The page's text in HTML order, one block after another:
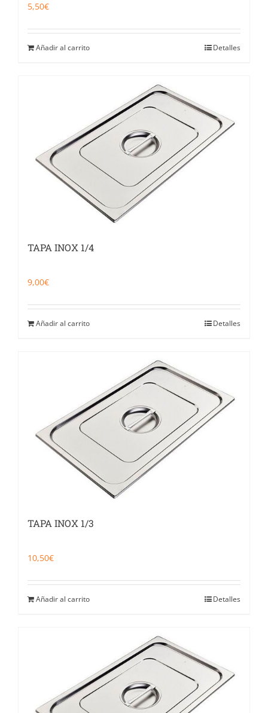
5,50€
Añadir al carrito Detalles
TAPA INOX 1/4
9,00€
Añadir al carrito Detalles
TAPA INOX 1/3
10,50€
Añadir al carrito Detalles